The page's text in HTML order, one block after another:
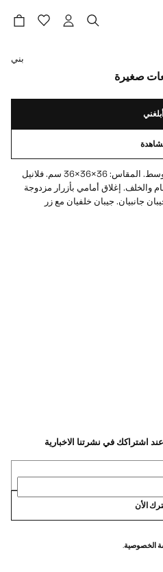
صغيرة
بني
أبلغني
تصميم قياسي. قصة عادية. ارتفاع متوسط. المقاس: 36×36×36 سم. فلانيل
إغلاق أمامي بأزرار مزدوجة
جانبيان. جيبان خلفيان مع زر
الأن
الخصوصية.